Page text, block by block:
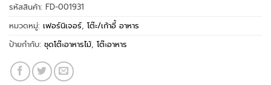
รหัสสินค้า: FD-001931
หมวดหมู่: เฟอร์นิเจอร์, โต๊ะ/เก้าอี้ อาหาร
ป้ายกำกับ: ชุดโต๊ะอาหารไม้, โต๊ะอาหาร